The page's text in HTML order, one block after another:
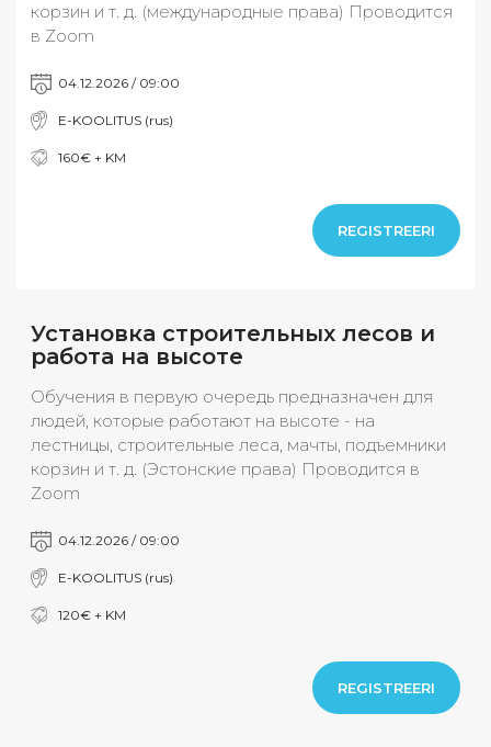
корзин и т. д. (международные права) Проводится
в Zoom
04.12.2026 / 09:00
E-KOOLITUS (rus)
160€ + KM
REGISTREERI
Установка строительных лесов и
работа на высоте
Обучения в первую очередь предназначен для
людей, которые работают на высоте - на
лестницы, строительные леса, мачты, подъемники
корзин и т. д. (Эстонские права) Проводится в
Zoom
04.12.2026 / 09:00
E-KOOLITUS (rus)
120€ + KM
REGISTREERI